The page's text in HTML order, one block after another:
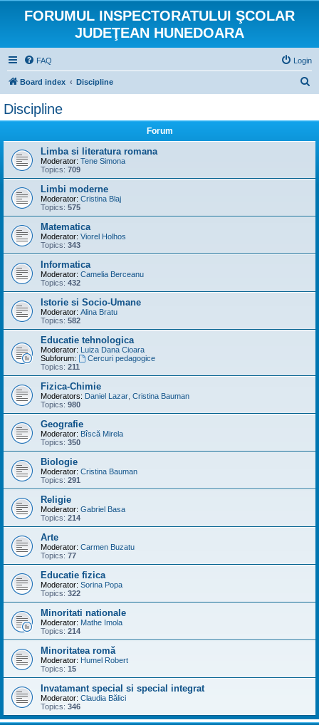
FORUMUL INSPECTORATULUI ŞCOLAR
JUDEŢEAN HUNEDOARA
FAQ Login
Board index Discipline
Discipline
Forum
Limba si literatura romana
Moderator: Tene Simona
Topics: 709
Limbi moderne
Moderator: Cristina Blaj
Topics: 575
Matematica
Moderator: Viorel Holhos
Topics: 343
Informatica
Moderator: Camelia Berceanu
Topics: 432
Istorie si Socio-Umane
Moderator: Alina Bratu
Topics: 582
Educatie tehnologica
Moderator: Luiza Dana Cioara
Subforum:
Cercuri pedagogice
Topics: 211
Fizica-Chimie
Moderators: Daniel Lazar Cristina Bauman
Topics: 980
Geografie
Moderator: Bîscă Mirela
Topics: 350
Biologie
Moderator: Cristina Bauman
Topics: 291
Religie
Moderator: Gabriel Basa
Topics: 214
Arte
Moderator: Carmen Buzatu
Topics: 77
Educatie fizica
Moderator: Sorina Popa
Topics: 322
Minoritati nationale
Moderator: Mathe Imola
Topics: 214
Minoritatea romă
Moderator: Humel Robert
Topics: 15
Invatamant special si special integrat
Moderator: Claudia Bălici
Topics: 346